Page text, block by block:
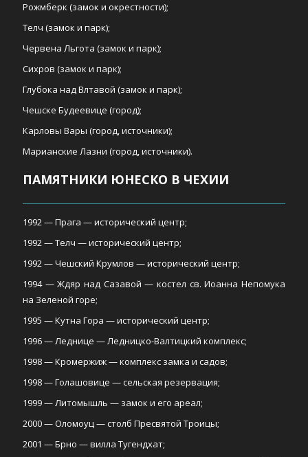
Рожмберк (замок и окрестности);
Телч (замок и парк);
Червена Льгота (замок и парк);
Сихров (замок и парк);
Глубока над Влтавой (замок и парк);
Чешске Будеевице (город);
Карловы Вары (город, источники);
Марианские Лазни (город, источники).
ПАМЯТНИКИ ЮНЕСКО В ЧЕХИИ
1992 — Прага — исторический центр;
1992 — Телч — исторический центр;
1992 — Чешский Крумлов — исторический центр;
1994 — Ждяр над Сазавой — костел св. Иоанна Непомука
на Зеленой горе;
1995 — Кутна Гора — исторический центр;
1996 — Леднице — Ледницко-Валтицкий комплекс;
1998 — Кромержиж — комплекс замка и садов;
1998 — Голашовице — сельская резервация;
1999 — Литомышль — замок и его ареал;
2000 — Оломоуц — столб Пресвятой Троицы;
2001 — Брно — вилла Тугендхат;